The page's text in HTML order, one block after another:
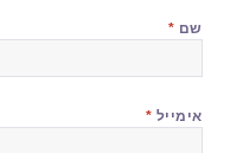
שם *
אימייל *